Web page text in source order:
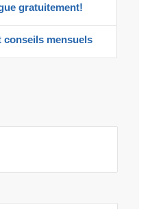
gratuitement!
conseils mensuels